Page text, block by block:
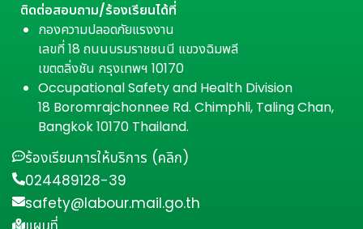
ติดต่อสอบถาม/ร้องเรียนได้ที่
กองความปลอดภัยแรงงาน
เลขที่ 18 ถนนบรมราชชนนี แขวงฉิมพลี
เขตตลิ่งชัน กรุงเทพฯ 10170
Occupational Safety and Health Division
18 Boromrajchonnee Rd. Chimphli, Taling Chan,
Bangkok 10170 Thailand.
ร้องเรียนการให้บริการ (คลิก)
024489128-39
safety@labour.mail.go.th